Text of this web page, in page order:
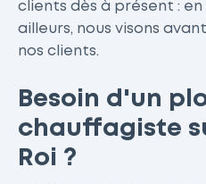
clients dès à présent :
ailleurs, nous visons
nos clients.
Besoin d'un
chauffagiste
Roi ?